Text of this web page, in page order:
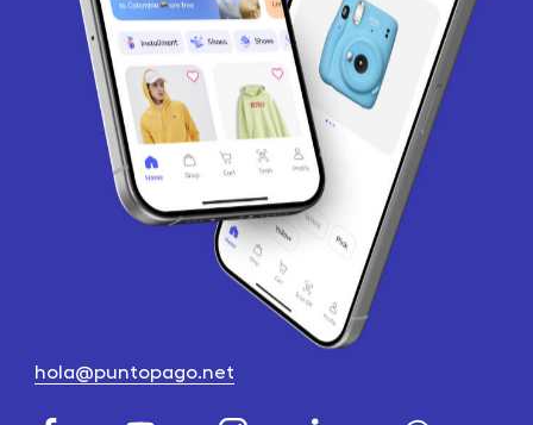
hola@puntopago.net